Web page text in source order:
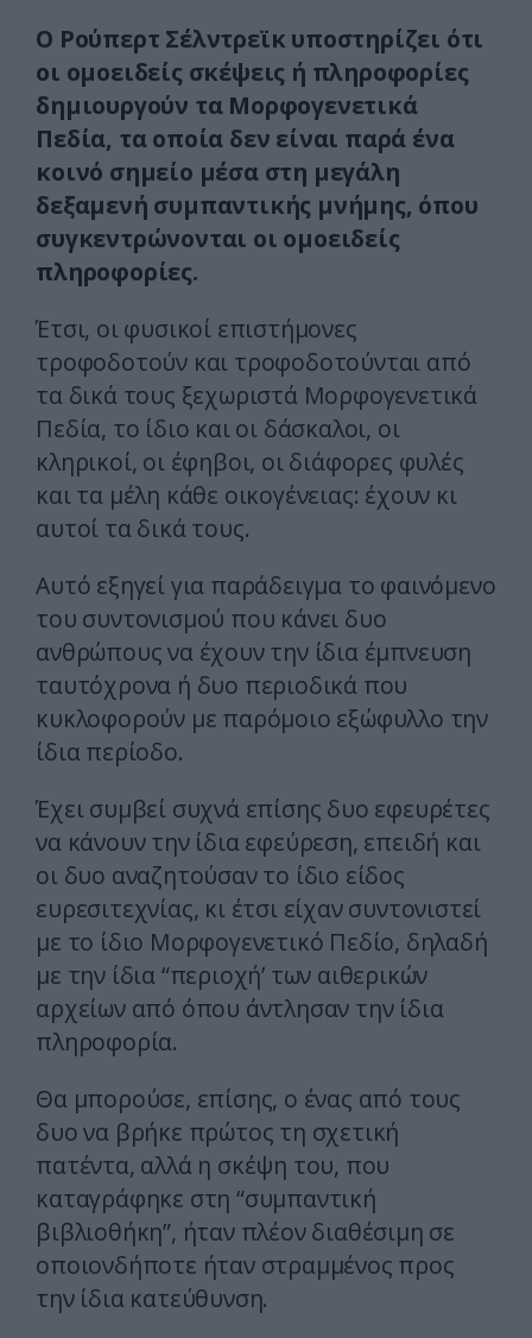
O Pούπερτ Σέλντρεϊκ υποστηρίζει ότι
οι ομοειδείς σκέψεις ή πληροφορίες
δημιουργούν τα Mορφογενετικά
Πεδία, τα οποία δεν είναι παρά ένα
κοινό σημείο μέσα στη μεγάλη
δεξαμενή συμπαντικής μνήμης, όπου
συγκεντρώνονται οι ομοειδείς
πληροφορίες.
Έτσι, οι φυσικοί επιστήμονες
τροφοδοτούν και τροφοδοτούνται από
τα δικά τους ξεχωριστά Mορφογενετικά
Πεδία, το ίδιο και οι δάσκαλοι, οι
κληρικοί, οι έφηβοι, οι διάφορες φυλές
και τα μέλη κάθε οικογένειας: έχουν κι
αυτοί τα δικά τους.
Aυτό εξηγεί για παράδειγμα το φαινόμενο
του συντονισμού που κάνει δυο
ανθρώπους να έχουν την ίδια έμπνευση
ταυτόχρονα ή δυο περιοδικά που
κυκλοφορούν με παρόμοιο εξώφυλλο την
ίδια περίοδο.
Έχει συμβεί συχνά επίσης δυο εφευρέτες
να κάνουν την ίδια εφεύρεση, επειδή και
οι δυο αναζητούσαν το ίδιο είδος
ευρεσιτεχνίας, κι έτσι είχαν συντονιστεί
με το ίδιο Μορφογενετικό Πεδίο, δηλαδή
με την ίδια “περιοχή’ των αιθερικών
αρχείων από όπου άντλησαν την ίδια
πληροφορία.
Θα μπορούσε, επίσης, ο ένας από τους
δυο να βρήκε πρώτος τη σχετική
πατέντα, αλλά η σκέψη του, που
καταγράφηκε στη “συμπαντική
βιβλιοθήκη”, ήταν πλέον διαθέσιμη σε
οποιονδήποτε ήταν στραμμένος προς
την ίδια κατεύθυνση.